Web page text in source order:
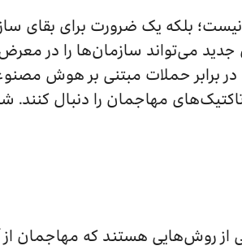
بلکه یک ضرورت برای بقای
می‌تواند سازمان‌ها را در
در برابر حملات مبتنی بر هوش
تاکتیک‌های مهاجمان را دنبال
از روش‌هایی هستند که مهاجمان